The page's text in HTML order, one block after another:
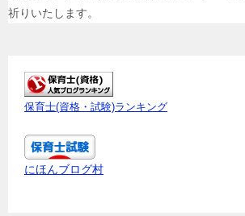
祈りいたします。
保育士(資格・試験)ランキング
にほんブログ村